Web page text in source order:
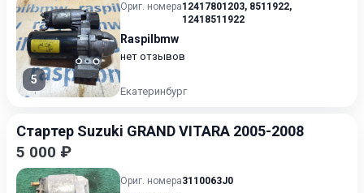
5
Ориг. номера12417801203, 8511922,
12418511922
Raspilbmw
нет отзывов
Екатеринбург
Стартер Suzuki GRAND VITARA 2005-2008
5 000 ₽
Ориг. номера3110063J0